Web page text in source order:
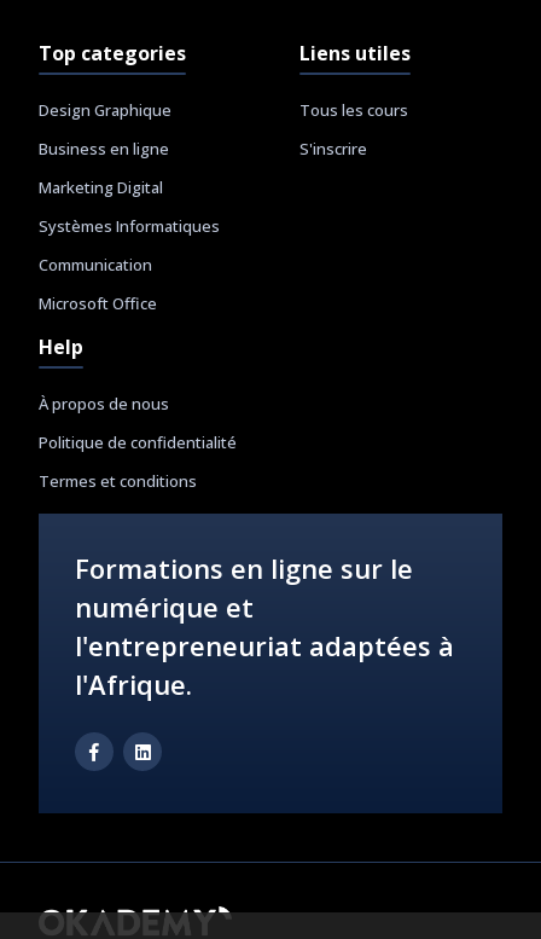
Top categories
Design Graphique
Business en ligne
Marketing Digital
Systèmes Informatiques
Communication
Microsoft Office
Liens utiles
Tous les cours
S'inscrire
Help
À propos de nous
Politique de confidentialité
Termes et conditions
Formations en ligne sur le
numérique et
l'entrepreneuriat adaptées à
l'Afrique.